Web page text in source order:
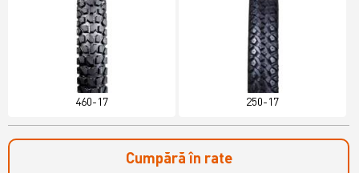
460-17 250-17
Cumpără în rate